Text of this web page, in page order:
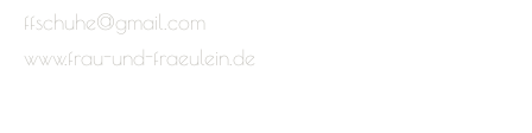
ffschuhe@gmail.com
www.frau-und-fraeulein.de